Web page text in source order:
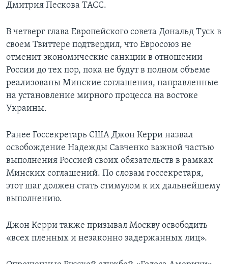
Дмитрия Пескова ТАСС.
В четверг глава Европейского совета Дональд Туск в
своем Твиттере подтвердил, что Евросоюз не
отменит экономические санкции в отношении
России до тех пор, пока не будут в полном объеме
реализованы Минские соглашения, направленные
на установление мирного процесса на востоке
Украины.
Ранее Госсекретарь США Джон Керри назвал
освобождение Надежды Савченко важной частью
выполнения Россией своих обязательств в рамках
Минских соглашений. По словам госсекретаря,
этот шаг должен стать стимулом к их дальнейшему
выполнению.
Джон Керри также призывал Москву освободить
«всех пленных и незаконно задержанных лиц».